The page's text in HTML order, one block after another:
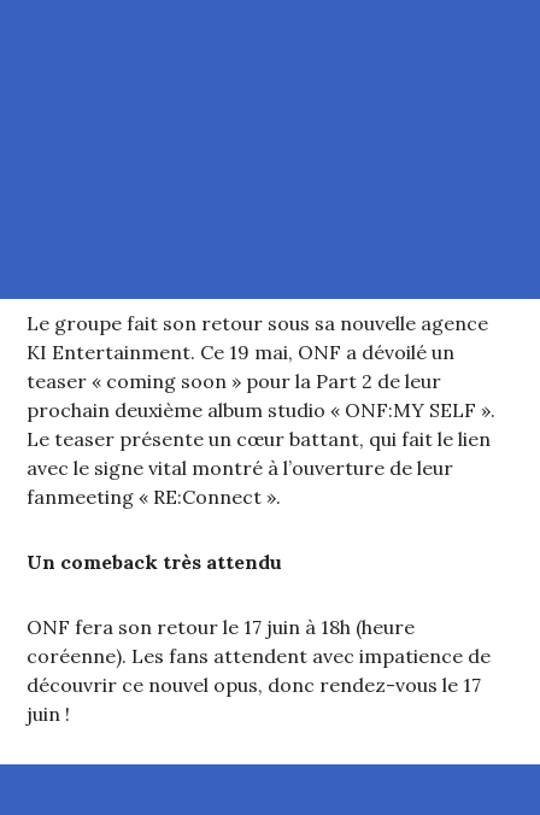
Le groupe fait son retour sous sa nouvelle agence
KI Entertainment. Ce 19 mai, ONF a dévoilé un
teaser « coming soon » pour la Part 2 de leur
prochain deuxième album studio « ONF:MY SELF ».
Le teaser présente un cœur battant, qui fait le lien
avec le signe vital montré à l’ouverture de leur
fanmeeting « RE:Connect ».
Un comeback très attendu
ONF fera son retour le 17 juin à 18h (heure
coréenne). Les fans attendent avec impatience de
découvrir ce nouvel opus, donc rendez-vous le 17
juin !